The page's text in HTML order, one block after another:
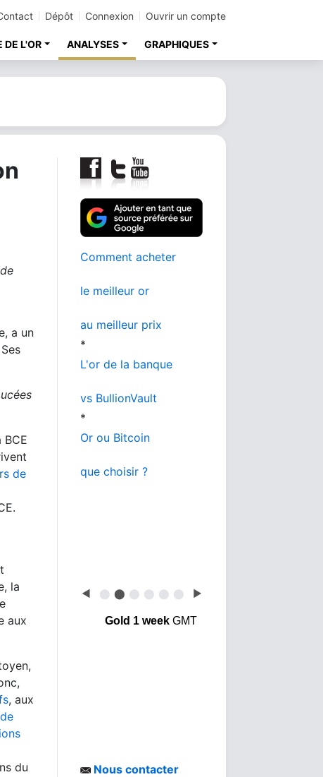
Dépôt Connexion Ouvrir un compte
DE L'OR ANALYSES GRAPHIQUES
a un
de
la
aux
, aux
du
Comment acheter
le meilleur or
au meilleur prix
*
L'or de la banque
vs BullionVault
*
Or ou Bitcoin
que choisir ?
◀ ⬤ ⬤ ⬤ ⬤ ⬤ ⬤ ▶
Gold 1 weekGMT
Nous contacter